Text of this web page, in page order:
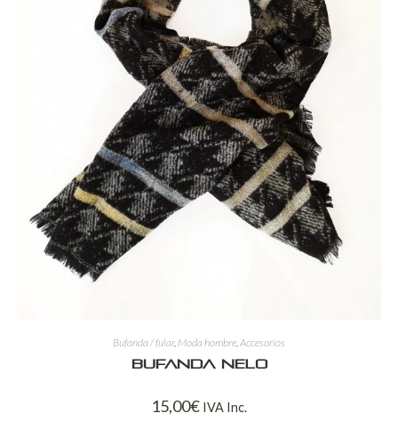
Bufanda / fular, Moda hombre,Accesorios
Bufanda Nelo
15,00€ IVA Inc.